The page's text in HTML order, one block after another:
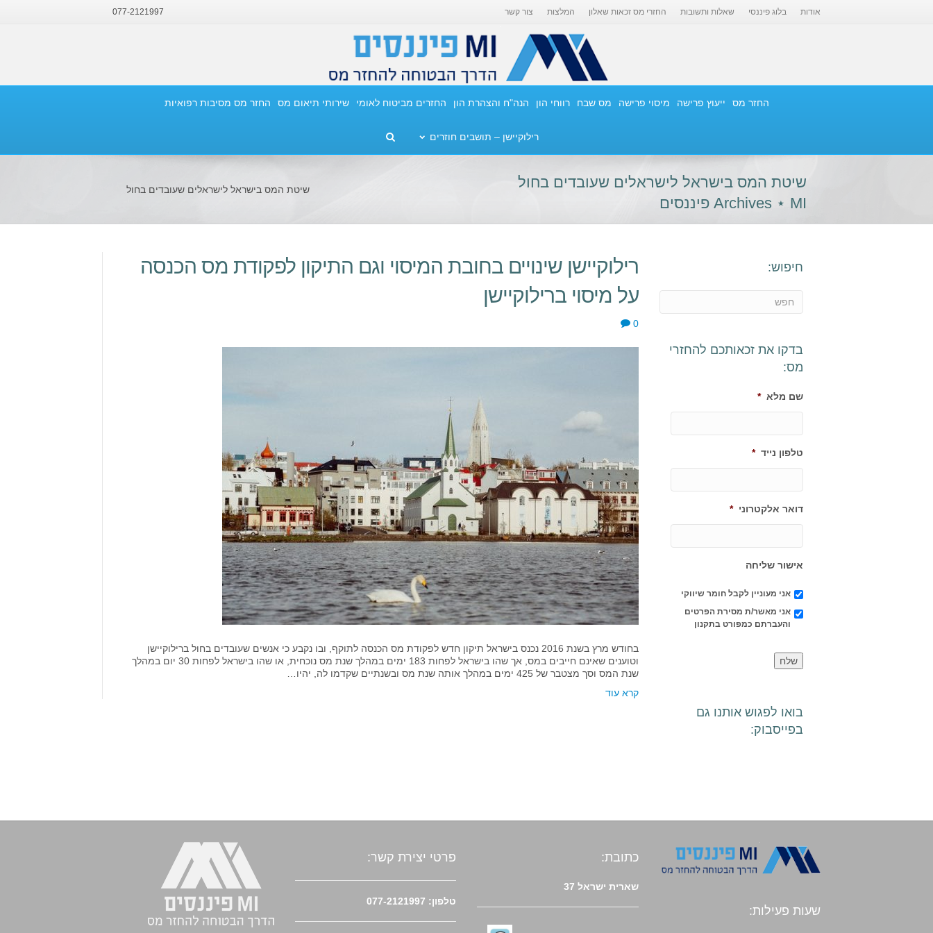
אודות בלוג פיננסי שאלות ותשובות החזרי מס זכאות שאלון המלצות צור קשר 077-2121997
החזר מס ייעוץ פרישה מיסוי פרישה מס שבח רווחי הון הנה"ח והצהרת הון החזרים מביטוח לאומי שירותי תיאום מס החזר מס מסיבות רפואיות
רילוקיישן – תושבים חוזרים
שיטת המס בישראל לישראלים שעובדים בחול
Archives ⋆ MI פיננסים
שיטת המס בישראל לישראלים שעובדים בחול
חיפוש:
בדקו את זכאותכם להחזרי
מס:
שם מלא *
טלפון נייד *
דואר אלקטרוני *
אישור שליחה
אני מעוניין לקבל חומר שיווקי
אני מאשר/ת מסירת הפרטים
והעברתם כמפורט בתקנון
בואו לפגוש אותנו גם
בפייסבוק:
רילוקיישן שינויים בחובת המיסוי וגם התיקון לפקודת מס הכנסה
על מיסוי ברילוקיישן
0
בחודש מרץ בשנת 2016 נכנס בישראל תיקון חדש לפקודת מס הכנסה לתוקף, ובו נקבע כי אנשים שעובדים בחול ברילוקיישן
וטוענים שאינם חייבים במס, אך שהו בישראל לפחות 183 ימים במהלך שנת מס נוכחית, או שהו בישראל לפחות 30 יום במהלך
שנת המס וסך מצטבר של 425 ימים במהלך אותה שנת מס ובשנתיים שקדמו לה, יהיו…
קרא עוד
שעות פעילות:
כתובת:
שארית ישראל 37
פרטי יצירת קשר:
טלפון: 077-2121997